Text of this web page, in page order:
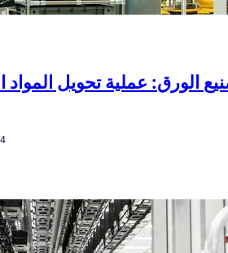
الورق: عملية تحويل المواد